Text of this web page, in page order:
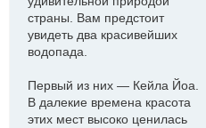
страны. Вам предстоит
увидеть два красивейших
водопада.
Первый из них — Кейла Йоа.
В далекие времена красота
этих мест высоко ценилась